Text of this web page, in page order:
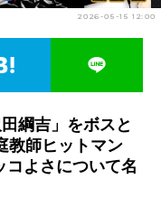
2026-05-15 12:00
綱吉」をボスと
教師ヒットマン
よさについて名